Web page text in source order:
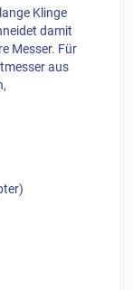
Klinge
damit
Messer. Für
aus